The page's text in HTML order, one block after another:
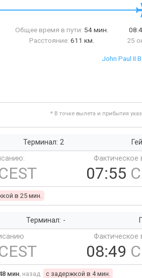
Общее время в пути: 54 мин.
Расстояние: 611 км.
25
John Paul II
* В точке вылета и прибытия
Терминал: 2
Фактическое
07:55
в 25 мин.
Терминал: -
Фактическое
08:49
мин. назад c задержкой в 4 мин.